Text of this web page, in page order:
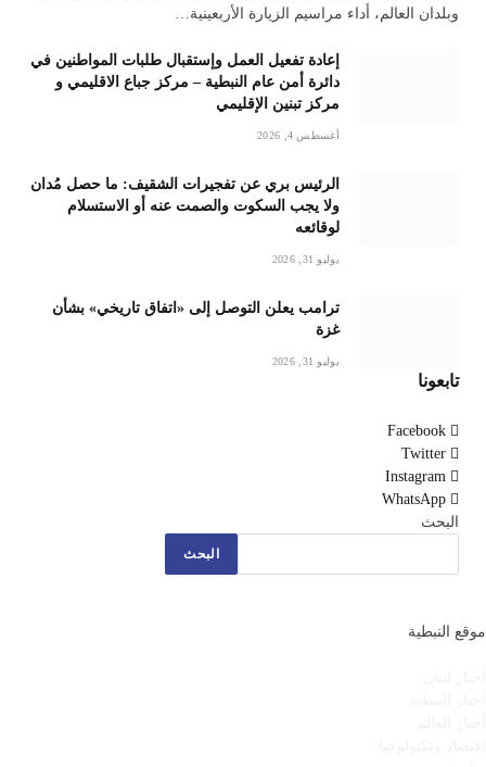
وبلدان العالم، أداء مراسيم الزيارة الأربعينية…
إعادة تفعيل العمل وإستقبال طلبات المواطنين في
دائرة أمن عام النبطية – مركز جباع الاقليمي و
مركز تبنين الإقليمي
أغسطس 4, 2026
الرئيس بري عن تفجيرات الشقيف: ما حصل مُدان
ولا يجب السكوت والصمت عنه أو الاستسلام
لوقائعه
يوليو 31, 2026
ترامب يعلن التوصل إلى «اتفاق تاريخي» بشأن
غزة
يوليو 31, 2026
تابعونا
Facebook
Twitter
Instagram
WhatsApp
البحث
البحث
موقع النبطية